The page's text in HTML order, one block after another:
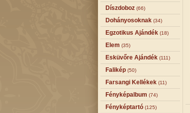
Díszdoboz (66)
Dohányosoknak (34)
Egzotikus Ajándék (18)
Elem (35)
Esküvőre Ajándék (111)
Falikép (50)
Farsangi Kellékek (11)
Fényképalbum (74)
Fényképtartó (125)